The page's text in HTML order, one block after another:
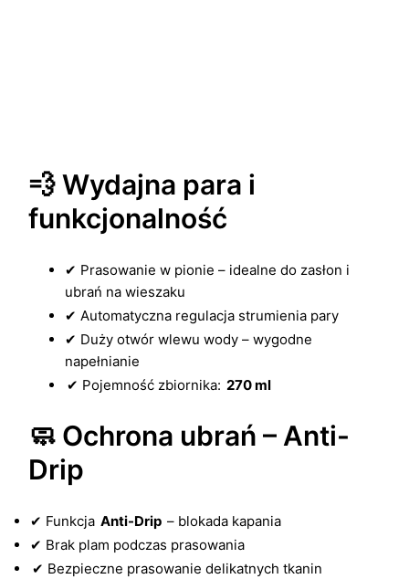
💨 Wydajna para i
funkcjonalność
✔ Prasowanie w pionie – idealne do zasłon i
ubrań na wieszaku
✔ Automatyczna regulacja strumienia pary
✔ Duży otwór wlewu wody – wygodne
napełnianie
✔ Pojemność zbiornika: 270 ml
🧼 Ochrona ubrań – Anti-
Drip
✔ Funkcja Anti-Drip – blokada kapania
✔ Brak plam podczas prasowania
✔ Bezpieczne prasowanie delikatnych tkanin